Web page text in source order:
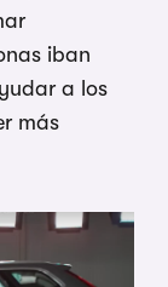
iban
a los
más